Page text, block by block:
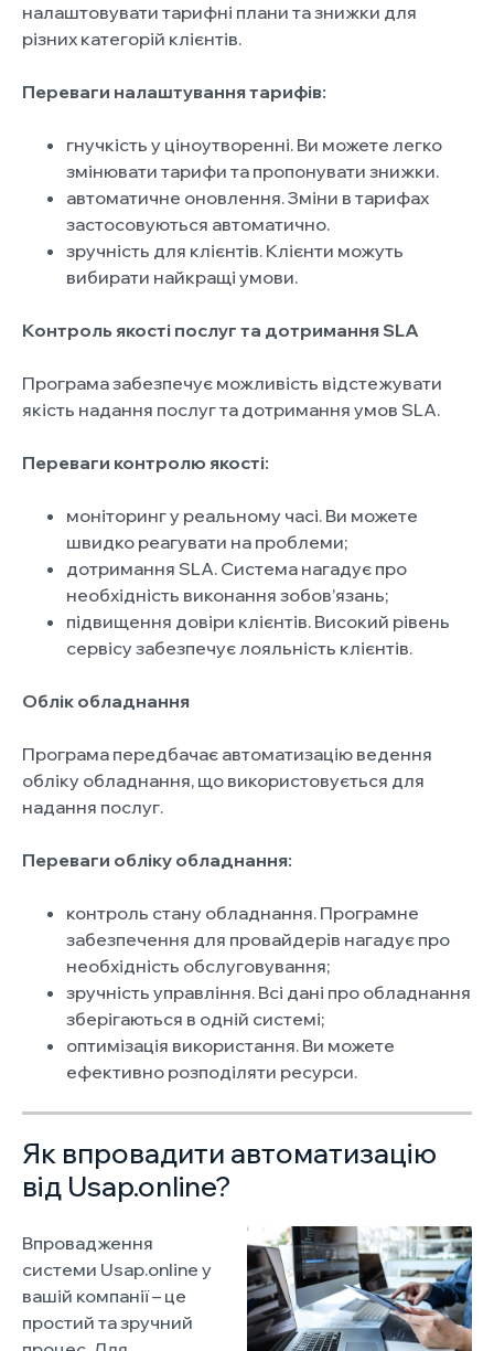
налаштовувати тарифні плани та знижки для
різних категорій клієнтів.
Переваги налаштування тарифів:
гнучкість у ціноутворенні. Ви можете легко
змінювати тарифи та пропонувати знижки.
автоматичне оновлення. Зміни в тарифах
застосовуються автоматично.
зручність для клієнтів. Клієнти можуть
вибирати найкращі умови.
Контроль якості послуг та дотримання SLA
Програма забезпечує можливість відстежувати
якість надання послуг та дотримання умов SLA.
Переваги контролю якості:
моніторинг у реальному часі. Ви можете
швидко реагувати на проблеми;
дотримання SLA. Система нагадує про
необхідність виконання зобов’язань;
підвищення довіри клієнтів. Високий рівень
сервісу забезпечує лояльність клієнтів.
Облік обладнання
Програма передбачає автоматизацію ведення
обліку обладнання, що використовується для
надання послуг.
Переваги обліку обладнання:
контроль стану обладнання. Програмне
забезпечення для провайдерів нагадує про
необхідність обслуговування;
зручність управління. Всі дані про обладнання
зберігаються в одній системі;
оптимізація використання. Ви можете
ефективно розподіляти ресурси.
Як впровадити автоматизацію
від Usap.online?
Впровадження
системи Usap.online у
вашій компанії – це
простий та зручний